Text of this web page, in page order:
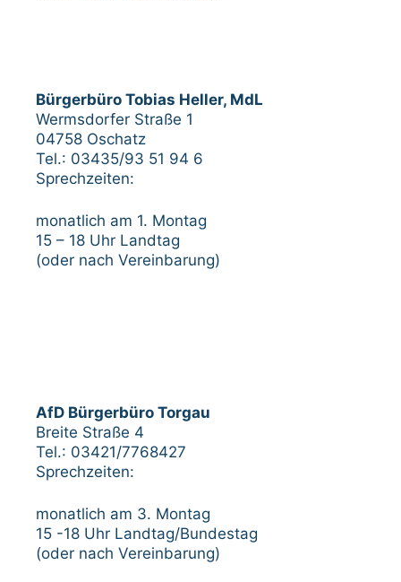
Bürgerbüro Tobias Heller, MdL
Wermsdorfer Straße 1
04758 Oschatz
Tel.: 03435/93 51 94 6
Sprechzeiten:
monatlich am 1. Montag
15 – 18 Uhr Landtag
(oder nach Vereinbarung)
AfD Bürgerbüro Torgau
Breite Straße 4
Tel.: 03421/7768427
Sprechzeiten:
monatlich am 3. Montag
15 -18 Uhr Landtag/Bundestag
(oder nach Vereinbarung)